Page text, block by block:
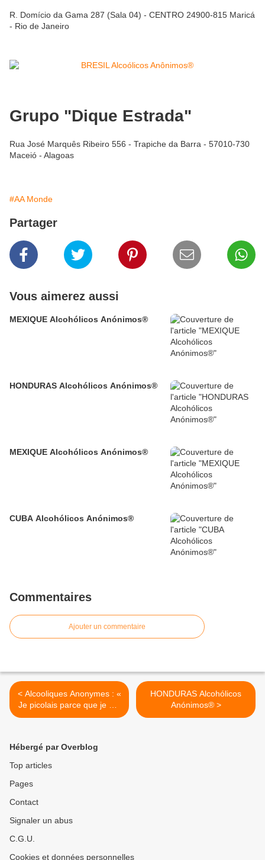
R. Domício da Gama 287 (Sala 04) - CENTRO 24900-815 Maricá
- Rio de Janeiro
Grupo "Dique Estrada"
Rua José Marquês Ribeiro 556 - Trapiche da Barra - 57010-730
Maceió - Alagoas
#AA Monde
Partager
Vous aimerez aussi
MEXIQUE Alcohólicos Anónimos®
HONDURAS Alcohólicos Anónimos®
MEXIQUE Alcohólicos Anónimos®
CUBA Alcohólicos Anónimos®
Commentaires
Ajouter un commentaire
< Alcooliques Anonymes : «
Je picolais parce que je me
détestais »
HONDURAS Alcohólicos
Anónimos® >
Hébergé par Overblog
Top articles
Pages
Contact
Signaler un abus
C.G.U.
Cookies et données personnelles